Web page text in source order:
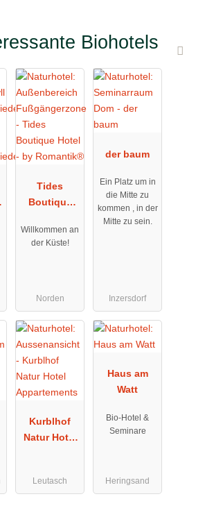
Biohotels
Tides
Boutique
Romantik®
Willkommen an
der Küste!
Norden
der baum
Ein Platz um in
die Mitte zu
kommen , in der
Mitte zu sein.
Inzersdorf
Kurblhof
Natur Hotel
Leutasch
Haus am
Watt
Bio-Hotel &
Seminare
Heringsand